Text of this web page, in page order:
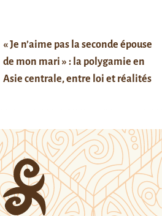
« Je n’aime pas la seconde épouse
de mon mari » : la polygamie en
Asie centrale, entre loi et réalités